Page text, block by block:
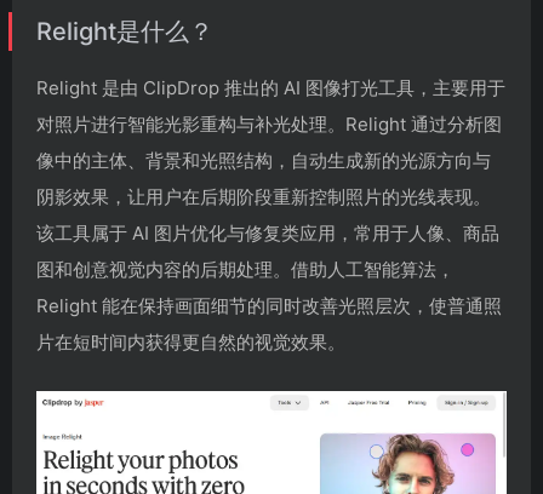
Relight是什么？
Relight 是由 ClipDrop 推出的 AI 图像打光工具，主要用于
对照片进行智能光影重构与补光处理。Relight 通过分析图
像中的主体、背景和光照结构，自动生成新的光源方向与
阴影效果，让用户在后期阶段重新控制照片的光线表现。
该工具属于 AI 图片优化与修复类应用，常用于人像、商品
图和创意视觉内容的后期处理。借助人工智能算法，
Relight 能在保持画面细节的同时改善光照层次，使普通照
片在短时间内获得更自然的视觉效果。